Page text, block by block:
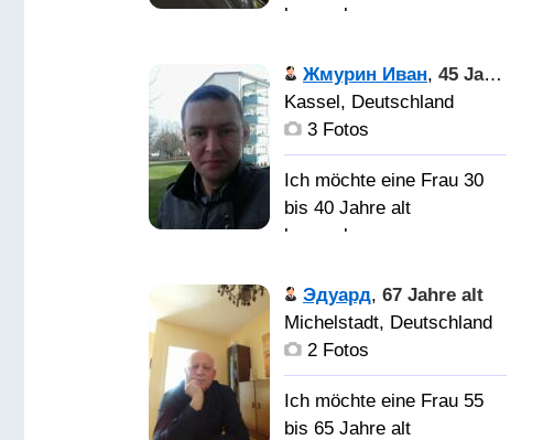
kennenlernen
Женщину для серьёзных
отношений
Жмурин Иван, 45 Jahre alt
Kassel, Deutschland
3 Fotos
Ich möchte eine Frau 30
bis 40 Jahre alt
kennenlernen
хорошую добрую
женщину для серьёзных
Эдуард, 67 Jahre alt
Michelstadt, Deutschland
2 Fotos
Ich möchte eine Frau 55
bis 65 Jahre alt